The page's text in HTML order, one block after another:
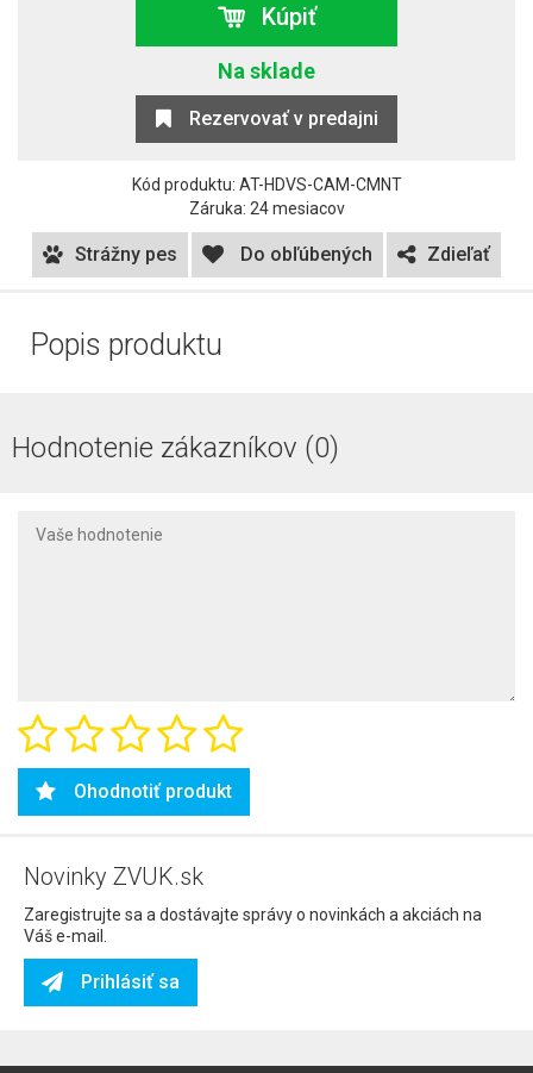
Kúpiť
Na sklade
Rezervovať v predajni
Kód produktu: AT-HDVS-CAM-CMNT
Záruka: 24 mesiacov
Strážny pes Do obľúbených Zdieľať
Popis produktu
Hodnotenie zákazníkov (0)
Ohodnotiť produkt
Novinky ZVUK.sk
Zaregistrujte sa a dostávajte správy o novinkách a akciách na
Váš e-mail.
Prihlásiť sa